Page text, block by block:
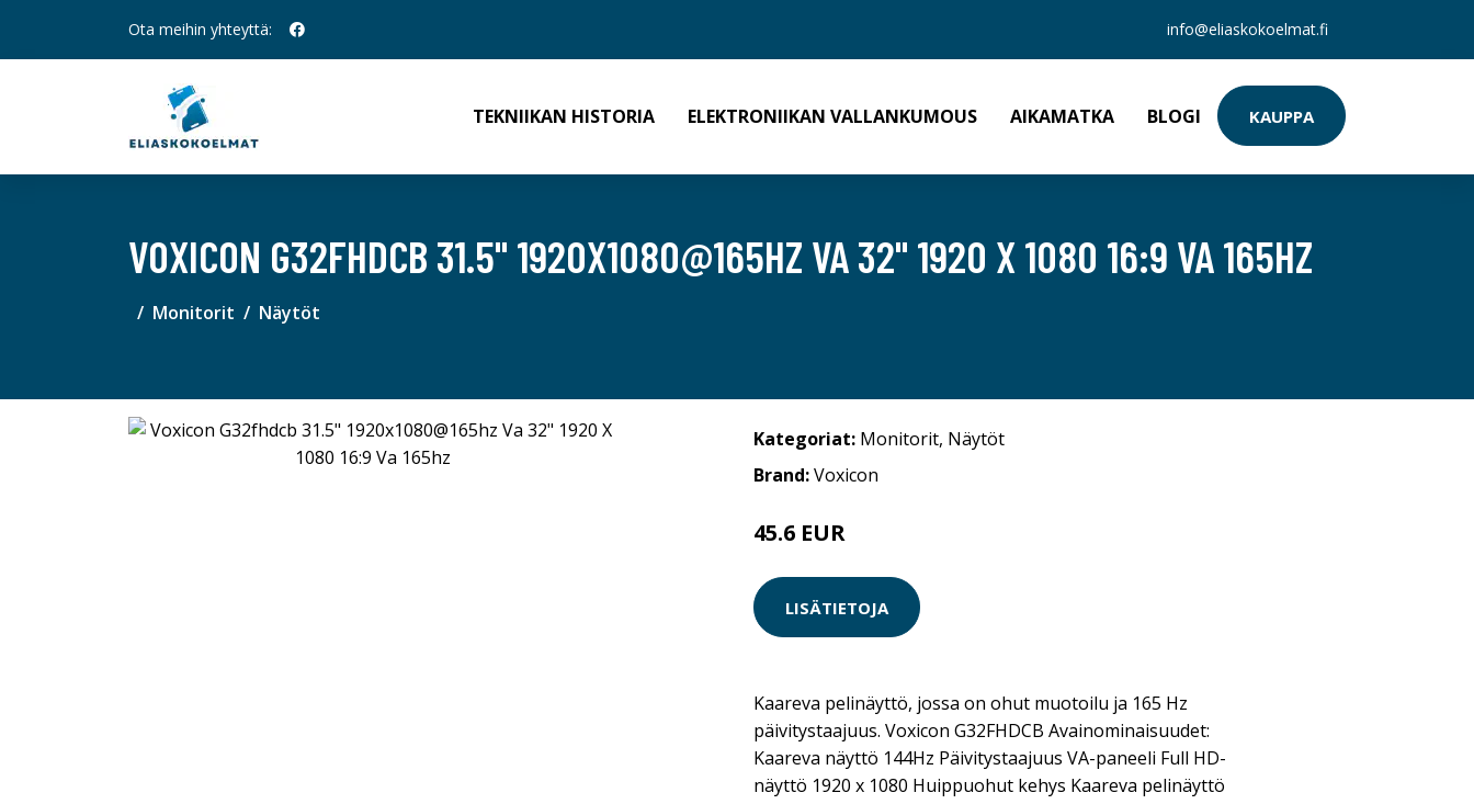
Ota meihin yhteyttä: info@eliaskokoelmat.fi
TEKNIIKAN HISTORIA ELEKTRONIIKAN VALLANKUMOUS AIKAMATKA BLOGI KAUPPA
VOXICON G32FHDCB 31.5" 1920X1080@165HZ VA 32" 1920 X 1080 16:9 VA 165HZ
Monitorit Näytöt
Kategoriat: Monitorit, Näytöt
Brand:Voxicon
45.6 EUR
LISÄTIETOJA
Kaareva pelinäyttö, jossa on ohut muotoilu ja 165 Hz
päivitystaajuus. Voxicon G32FHDCB Avainominaisuudet:
Kaareva näyttö 144Hz Päivitystaajuus VA-paneeli Full HD-
näyttö 1920 x 1080 Huippuohut kehys Kaareva pelinäyttö